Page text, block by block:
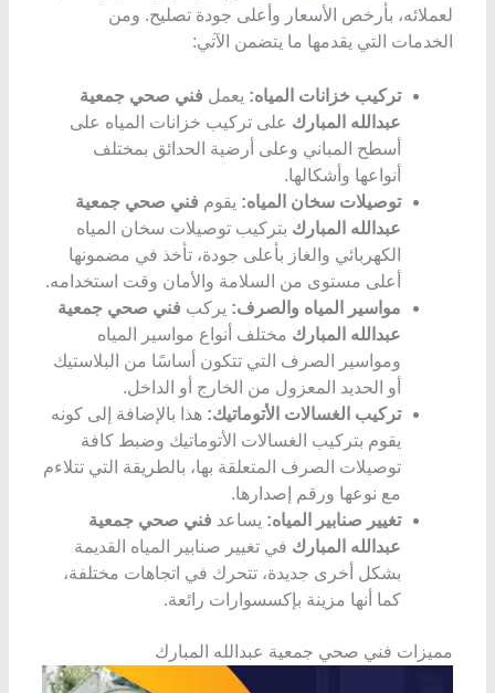
لعملائه، بأرخص الأسعار وأعلى جودة تصليح. ومن
الخدمات التي يقدمها ما يتضمن الآتي:
تركيب خزانات المياه: يعمل فني صحي جمعية
عبدالله المبارك على تركيب خزانات المياه على
أسطح المباني وعلى أرضية الحدائق بمختلف
أنواعها وأشكالها.
توصيلات سخان المياه: يقوم فني صحي جمعية
عبدالله المبارك بتركيب توصيلات سخان المياه
الكهربائي والغاز بأعلى جودة، تأخذ في مضمونها
أعلى مستوى من السلامة والأمان وقت استخدامه.
مواسير المياه والصرف: يركب فني صحي جمعية
عبدالله المبارك مختلف أنواع مواسير المياه
ومواسير الصرف التي تتكون أساسًا من البلاستيك
أو الحديد المعزول من الخارج أو الداخل.
تركيب الغسالات الأتوماتيك: هذا بالإضافة إلى كونه
يقوم بتركيب الغسالات الأتوماتيك وضبط كافة
توصيلات الصرف المتعلقة بها، بالطريقة التي تتلاءم
مع نوعها ورقم إصدارها.
تغيير صنابير المياه: يساعد فني صحي جمعية
عبدالله المبارك في تغيير صنابير المياه القديمة
بشكل أخرى جديدة، تتحرك في اتجاهات مختلفة،
كما أنها مزينة بإكسسوارات رائعة.
مميزات فني صحي جمعية عبدالله المبارك